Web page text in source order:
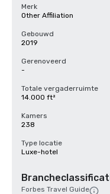
Merk
Other Affiliation
Gebouwd
2019
Gerenoveerd
-
Totale vergaderruimte
14.000 ft²
Kamers
238
Type locatie
Luxe-hotel
Forbes Travel Guide